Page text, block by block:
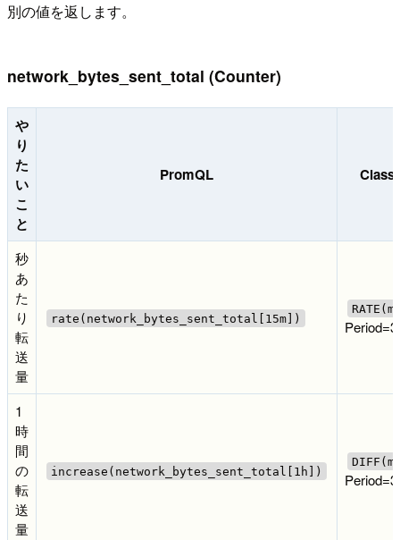
別の値を返します。
network_bytes_sent_total (Counter)
や
り
た
い
こ
と
PromQL
秒
あ
た
り
転
送
量
rate(network_bytes_sent_total[15m])
1
時
間
の
転
送
量
increase(network_bytes_sent_total[1h])